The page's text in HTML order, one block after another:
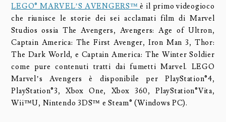
LEGO® MARVEL’S AVENGERS™è il primo videogioco
che riunisce le storie dei sei acclamati film di Marvel
Studios ossia The Avengers, Avengers: Age of Ultron,
Captain America: The First Avenger, Iron Man 3, Thor:
The Dark World, e Captain America: The Winter Soldier
come pure contenuti tratti dai fumetti Marvel. LEGO
Marvel’s Avengers è disponibile per PlayStation®4,
PlayStation®3, Xbox One, Xbox 360, PlayStation®Vita,
Wii™U, Nintendo 3DS™ e Steam® (Windows PC).